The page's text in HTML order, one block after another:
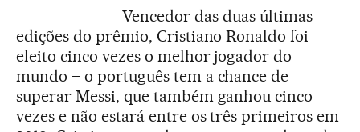
Vencedor das duas últimas
edições do prêmio, Cristiano Ronaldo foi
eleito cinco vezes o melhor jogador do
mundo – o português tem a chance de
superar Messi, que também ganhou cinco
vezes e não estará entre os três primeiros em